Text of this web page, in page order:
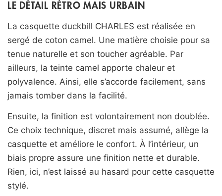
LE DÉTAIL RÉTRO MAIS URBAIN
La casquette duckbill CHARLES est réalisée en
sergé de coton camel. Une matière choisie pour sa
tenue naturelle et son toucher agréable. Par
ailleurs, la teinte camel apporte chaleur et
polyvalence. Ainsi, elle s’accorde facilement, sans
jamais tomber dans la facilité.
Ensuite, la finition est volontairement non doublée.
Ce choix technique, discret mais assumé, allège la
casquette et améliore le confort. À l’intérieur, un
biais propre assure une finition nette et durable.
Rien, ici, n’est laissé au hasard pour cette casquette
stylé.